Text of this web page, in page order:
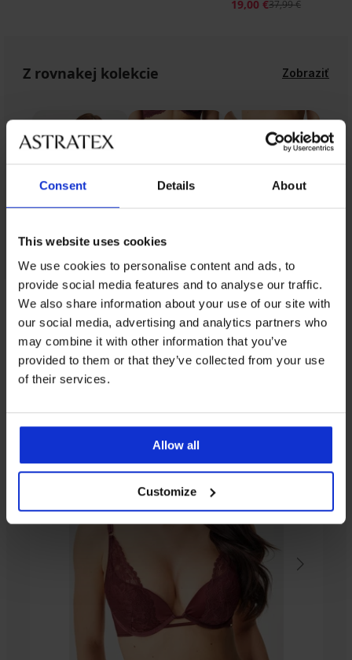
Consent Details About
This website uses cookies
We use cookies to personalise content and ads, to
provide social media features and to analyse our traffic.
We also share information about your use of our site with
our social media, advertising and analytics partners who
may combine it with other information that you’ve
provided to them or that they’ve collected from your use
of their services.
Allow all
Customize
19,00 €37,99 €
Z rovnakej kolekcie Zobraziť
-25 % ALL25
4,8
Podprsenka
37,99
€
4,9
Podprsenka
Luisse
Z rovnakej kolekcie